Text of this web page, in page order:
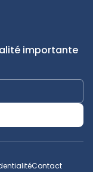
importante
Contact